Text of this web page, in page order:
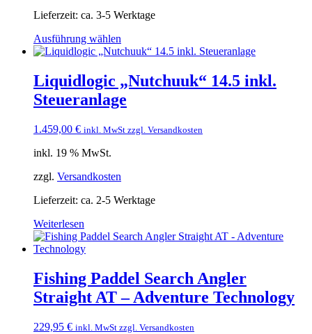
werden
Lieferzeit: ca. 3-5 Werktage
Ausführung wählen
Produkt
mehrere
Varianten
auf.
Optionen
können
werden
Liquidlogic „Nutchuuk“ 14.5 inkl.
Steueranlage
1.459,00 € inkl. MwSt zzgl. Versandkosten
inkl. 19 % MwSt.
zzgl. Versandkosten
Lieferzeit: ca. 2-5 Werktage
Weiterlesen
Fishing Paddel Search Angler
Straight AT – Adventure Technology
229,95 € inkl. MwSt zzgl. Versandkosten